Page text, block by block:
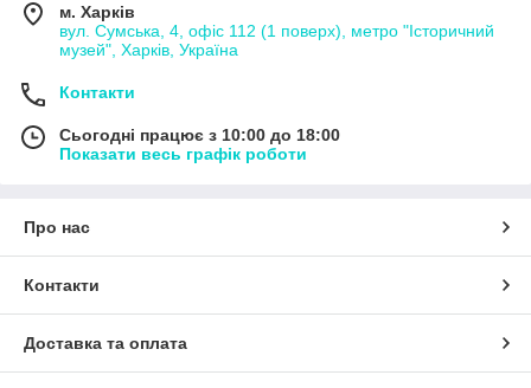
м. Харків
вул. Сумська, 4, офіс 112 (1 поверх), метро "Історичний
музей", Харків, Україна
Контакти
Сьогодні працює з 10:00 до 18:00
Показати весь графік роботи
Про нас
Контакти
Доставка та оплата